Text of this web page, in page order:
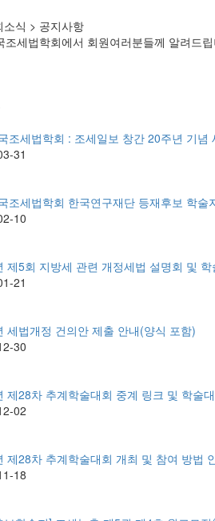
소식 > 공지사항
조세법학회에서 회원여러분들께 알려드
조세법학회 : 조세일보 창간 20주년 기념
31
조세법학회 한국연구재단 등재후보 학술
10
제5회 지방세 관련 개정세법 설명회 및 학
21
세법개정 건의안 제출 안내(양식 포함)
30
제28차 추계학술대회 중계 링크 및 학술
02
제28차 추계학술대회 개최 및 참여 방법
18